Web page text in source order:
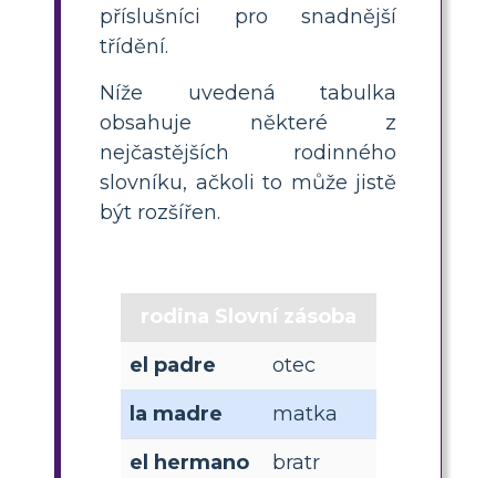
příslušníci pro snadnější
třídění.
Níže uvedená tabulka
obsahuje některé z
nejčastějších rodinného
slovníku, ačkoli to může jistě
být rozšířen.
rodina Slovní zásoba
el padre
otec
la madre
matka
el hermano
bratr